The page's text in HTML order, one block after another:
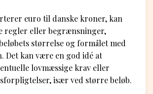
euro til danske kroner, kan
regler eller begrænsninger,
størrelse og formålet med
Det kan være en god idé at
lovmæssige krav eller
især ved større beløb.